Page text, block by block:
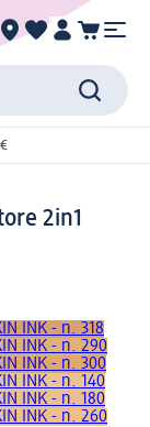
2in1
INK - n. 318
INK - n. 290
INK - n. 300
INK - n. 140
INK - n. 180
INK - n. 260